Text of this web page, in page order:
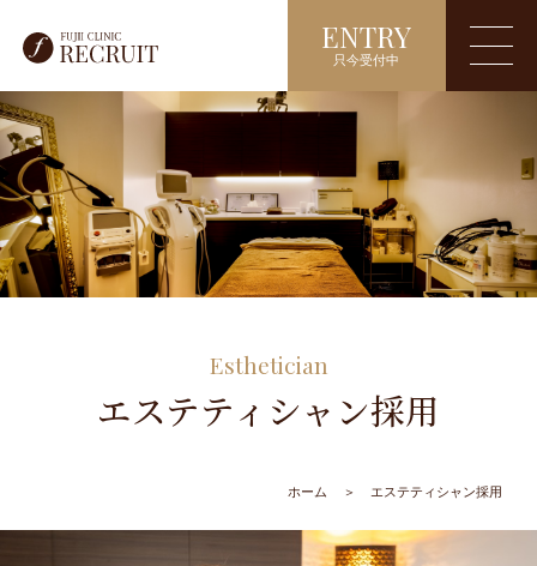
ENTRY
只今受付中
Esthetician
エステティシャン採用
ホーム ＞ エステティシャン採用